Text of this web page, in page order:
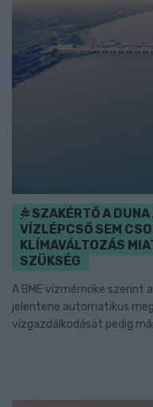
SZAKÉRTŐ A
VÍZLÉPCSŐ SEM
KLÍMAVÁLTOZÁS
SZÜKSÉG
A BME vízmérnöke szerint
jelentene automatikus
vízgazdálkodását pedig